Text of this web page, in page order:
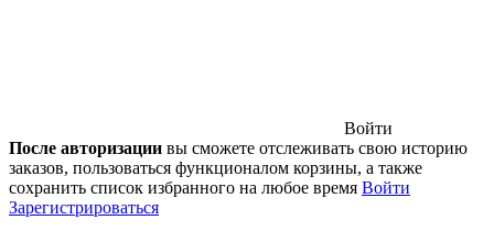
Войти
После авторизации вы сможете отслеживать свою историю
заказов, пользоваться функционалом корзины, а также
сохранить список избранного на любое время Войти
Зарегистрироваться